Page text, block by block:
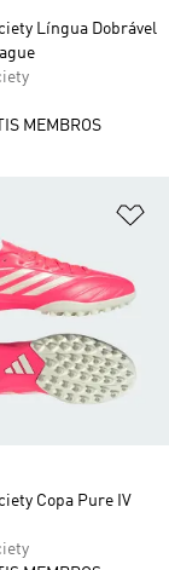
Língua Dobrável
MEMBROS
Copa Pure IV